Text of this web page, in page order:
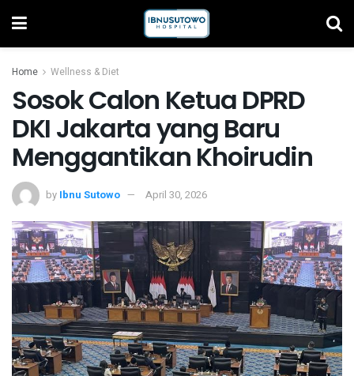
Home Wellness & Diet
Sosok Calon Ketua DPRD
DKI Jakarta yang Baru
Menggantikan Khoirudin
by Ibnu Sutowo April 30, 2026